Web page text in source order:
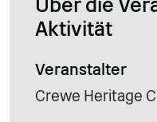
Aktivität
Veranstalter
Crewe Heritage